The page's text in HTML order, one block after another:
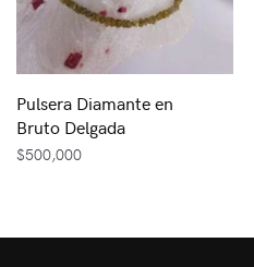
Pulsera Diamante en
Bruto Delgada
$500,000